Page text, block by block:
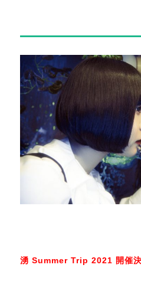
湧 Summer Trip 2021 開催決